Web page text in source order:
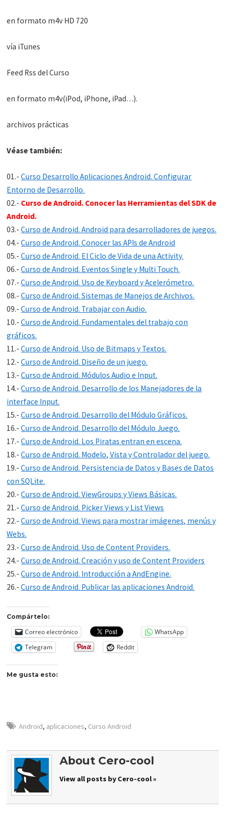
en formato m4v HD 720
vía iTunes
Feed Rss del Curso
en formato m4v(iPod, iPhone, iPad…).
archivos prácticas
Véase también:
01.-Curso Desarrollo Aplicaciones Android. Configurar
Entorno de Desarrollo.
02.- Curso de Android. Conocer las Herramientas del SDK de
Android.
03.-Curso de Android. Android para desarrolladores de juegos.
04.-Curso de Android. Conocer las APIs de Android
05.-Curso de Android. El Ciclo de Vida de una Activity.
06.-Curso de Android. Eventos Single y Multi Touch.
07.-Curso de Android. Uso de Keyboard y Acelerómetro.
08.-Curso de Android. Sistemas de Manejos de Archivos.
09.-Curso de Android. Trabajar con Audio.
10.-Curso de Android. Fundamentales del trabajo con
gráficos.
11.-Curso de Android. Uso de Bitmaps y Textos.
12.-Curso de Android. Diseño de un juego.
13.-Curso de Android. Módulos Audio e Input.
14.-Curso de Android. Desarrollo de los Manejadores de la
interface Input.
15.-Curso de Android. Desarrollo del Módulo Gráficos.
16.-Curso de Android. Desarrollo del Módulo Juego.
17.-Curso de Android. Los Piratas entran en escena.
18.-Curso de Android. Modelo, Vista y Controlador del juego.
19.-Curso de Android. Persistencia de Datos y Bases de Datos
con SQLite.
20.-Curso de Android. ViewGroups y Views Básicas.
21.-Curso de Android. Picker Views y List Views
22.-Curso de Android. Views para mostrar imágenes, menús y
Webs.
23.-Curso de Android. Uso de Content Providers.
24.-Curso de Android. Creación y uso de Content Providers
25.-Curso de Android. Introducción a AndEngine.
26.-Curso de Android. Publicar las aplicaciones Android.
Compártelo:
Correo electrónico
WhatsApp
Telegram
Reddit
Me gusta esto:
Android, aplicaciones, Curso Android
About Cero-cool
View all posts by Cero-cool »